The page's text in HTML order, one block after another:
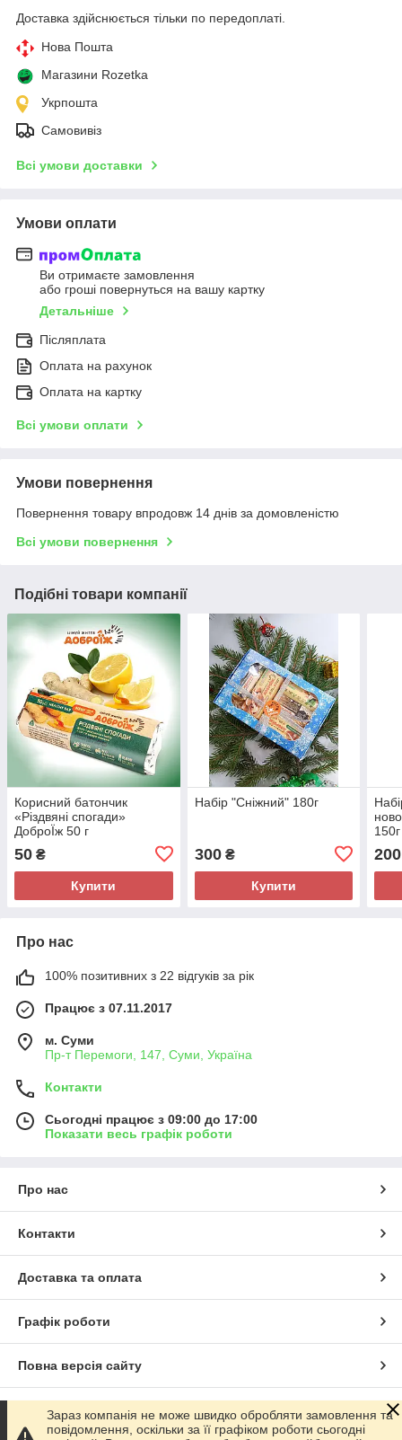
Доставка здійснюється тільки по передоплаті.
Нова Пошта
Магазини Rozetka
Укрпошта
Самовивіз
Всі умови доставки
Умови оплати
Ви отримаєте замовлення
або гроші повернуться на вашу картку
Детальніше
Післяплата
Оплата на рахунок
Оплата на картку
Всі умови оплати
Умови повернення
Повернення товару впродовж 14 днів за домовленістю
Всі умови повернення
Подібні товари компанії
Корисний батончик
«Різдвяні спогади»
ДоброЇж 50 г
50 ₴
Купити
Набір "Сніжний" 180г
300₴
Купити
150г
200
Про нас
100% позитивних з 22 відгуків за рік
Працює з 07.11.2017
м. Суми
Пр-т Перемоги, 147, Суми, Україна
Контакти
Сьогодні працює з 09:00 до 17:00
Показати весь графік роботи
Про нас
Контакти
Доставка та оплата
Графік роботи
Повна версія сайту
Сайт створено на маркетплейсі Prom.ua
Зараз компанія не може швидко обробляти замовлення та
повідомлення, оскільки за її графіком роботи сьогодні